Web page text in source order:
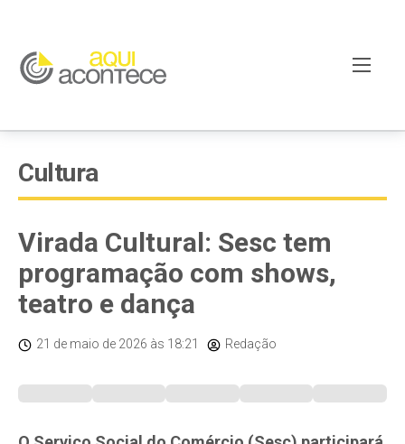
Cultura
Virada Cultural: Sesc tem
programação com shows,
teatro e dança
21 de maio de 2026 às 18:21 Redação